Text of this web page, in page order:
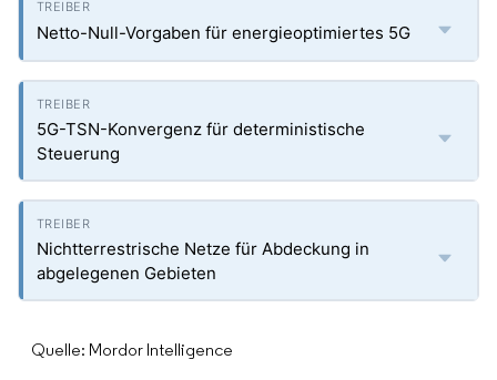
Netto-Null-Vorgaben für energieoptimiertes 5G
5G-TSN-Konvergenz für deterministische
Steuerung
Nichtterrestrische Netze für Abdeckung in
abgelegenen Gebieten
Quelle: Mordor Intelligence